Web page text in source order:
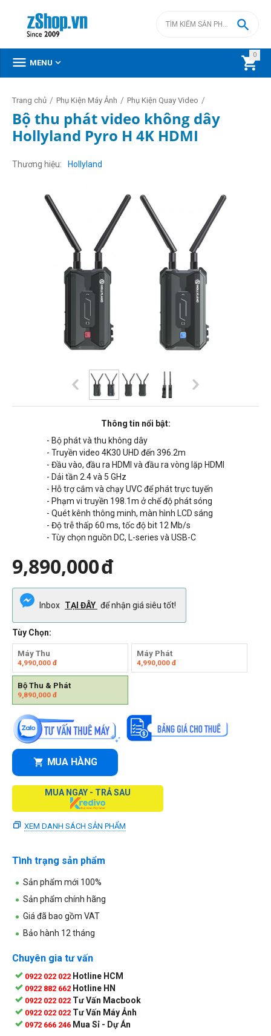
0


 MENU 
Trang chủ / Phụ Kiện Máy Ảnh / Phụ Kiện Quay Video /
Bộ thu phát video không dây
Hollyland Pyro H 4K HDMI
Thương hiệu Hollyland
Thông tin nổi bật:
- Bộ phát và thu không dây
- Truyền video 4K30 UHD đến 396.2m
- Đầu vào, đầu ra HDMI và đầu ra vòng lặp HDMI
- Dải tần 2.4 và 5 GHz
- Hỗ trợ cắm và chạy UVC để phát trực tuyến
- Phạm vi truyền 198.1m ở chế độ phát sóng
- Quét kênh thông minh, màn hình LCD sáng
- Độ trễ thấp 60 ms, tốc độ bit 12 Mb/s
- Tùy chọn nguồn DC, L-series và USB-C
9,890,000đ
Inbox TẠI ĐÂY để nhận giá siêu tốt!
Tùy Chọn:
Máy Thu
4,990,000 đ
Máy Phát
4,990,000đ
Bộ Thu & Phát
9,890,000 đ
MUA HÀNG
MUA NGAY - TRẢ SAU
XEM DANH SÁCH SẢN PHẨM
Tình trạng sản phẩm
Sản phẩm mới 100%
Sản phẩm chính hãng
Giá đã bao gồm VAT
Bảo hành 12 tháng
Chuyên gia tư vấn
0922 022 022 Hotline HCM
0922 882 662 Hotline HN
0922 022 022 Tư Vấn Macbook
0922 022 022 Tư Vấn Máy Ảnh
0972 666 246 Mua Sỉ - Dự Án